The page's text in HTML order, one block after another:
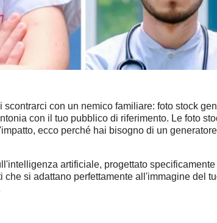
con un nemico familiare: foto stock
con il tuo pubblico di riferimento. Le foto
ecco perché hai bisogno di un
artificiale, progettato specificamente
si adattano perfettamente all'immagine del